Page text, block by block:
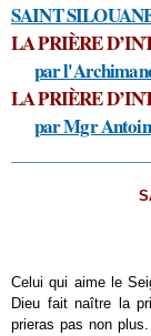
SAINT
LA PRIÈRE
par
LA PRIÈRE
par Mgr
Celui qui aime le
Dieu fait naître la
prieras pas non